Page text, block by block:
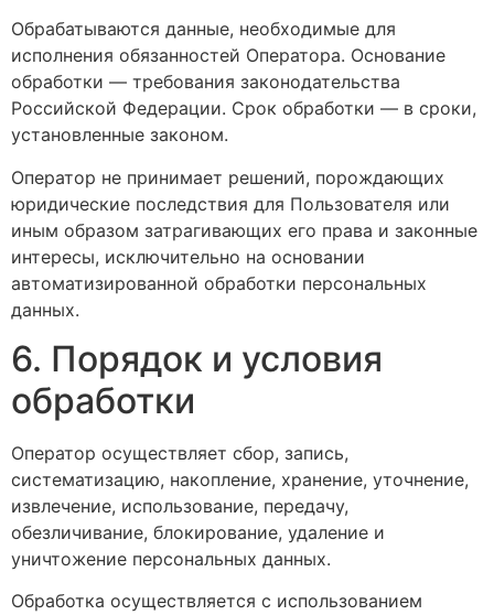
Обрабатываются данные, необходимые для
исполнения обязанностей Оператора. Основание
обработки — требования законодательства
Российской Федерации. Срок обработки — в сроки,
установленные законом.
Оператор не принимает решений, порождающих
юридические последствия для Пользователя или
иным образом затрагивающих его права и законные
интересы, исключительно на основании
автоматизированной обработки персональных
данных.
6. Порядок и условия
обработки
Оператор осуществляет сбор, запись,
систематизацию, накопление, хранение, уточнение,
извлечение, использование, передачу,
обезличивание, блокирование, удаление и
уничтожение персональных данных.
Обработка осуществляется с использованием